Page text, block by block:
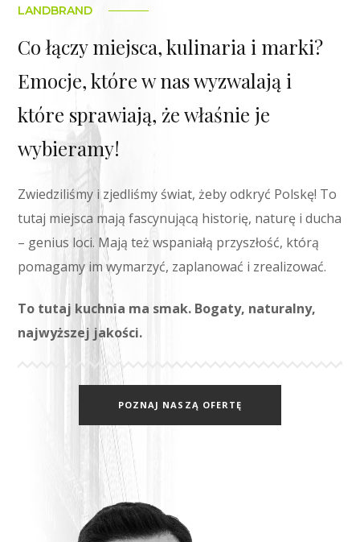
LANDBRAND
Co łączy miejsca, kulinaria i marki?
Emocje, które w nas wyzwalają i
które sprawiają, że właśnie je
wybieramy!
Zwiedziliśmy i zjedliśmy świat, żeby odkryć Polskę! To
tutaj miejsca mają fascynującą historię, naturę i ducha
– genius loci. Mają też wspaniałą przyszłość, którą
pomagamy im wymarzyć, zaplanować i zrealizować.
To tutaj kuchnia ma smak. Bogaty, naturalny,
najwyższej jakości.
POZNAJ NASZĄ OFERTĘ